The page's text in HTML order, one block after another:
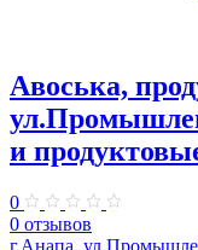
Авоська,
и
0
0 отзывов
г.Анапа,